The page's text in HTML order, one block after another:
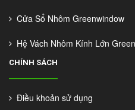
Cửa Sổ Nhôm Greenwindow
Hệ Vách Nhôm Kính Lớn
CHÍNH SÁCH
Điều khoản sử dụng